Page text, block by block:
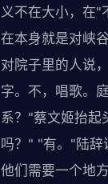
义不在大小，在"
在本身就是对峡
对院子里的人说
字。不，唱歌。
系？"蔡文姬抬起
吗？" "有。"陆辞
他们需要一个地